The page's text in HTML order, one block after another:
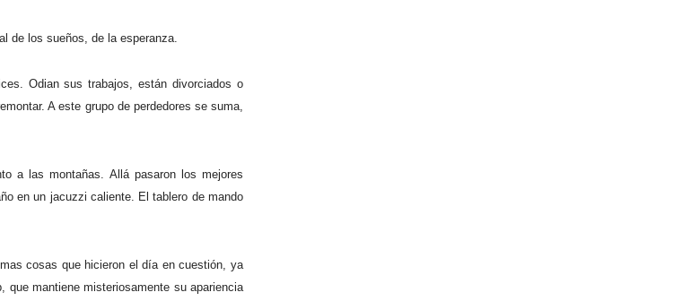
de los sueños, de la esperanza.
Odian sus trabajos, están divorciados o
A este grupo de perdedores se suma,
a las montañas. Allá pasaron los mejores
en un jacuzzi caliente. El tablero de mando
cosas que hicieron el día en cuestión, ya
mantiene misteriosamente su apariencia